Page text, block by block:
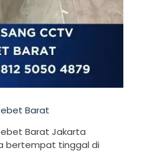
Barat
Barat Jakarta
bertempat tinggal di